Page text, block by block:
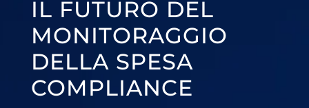
IL FUTURO DEL
MONITORAGGIO
DELLA SPESA
COMPLIANCE